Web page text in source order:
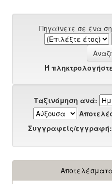
Πηγαίνετε σε ένα
Ή
Ταξινόμηση ανά:
Συγγραφείς/εγγραφή: